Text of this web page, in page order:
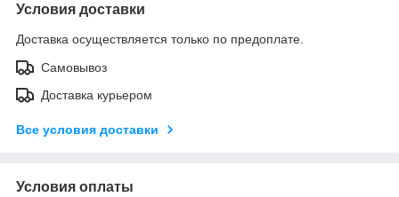
Условия доставки
Доставка осуществляется только по предоплате.
Самовывоз
Доставка курьером
Все условия доставки
Условия оплаты